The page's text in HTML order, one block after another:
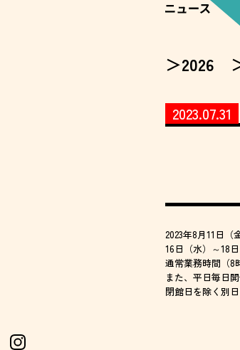
2026
2023.07.31
2023年8月11日（
16日（水）～18
通常業務時間（8
また、平日毎日
閉館日を除く別